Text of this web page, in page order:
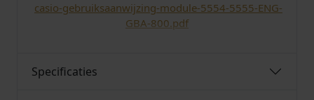
casio-gebruiksaanwijzing-module-5554-5555-ENG-
GBA-800.pdf
Specificaties